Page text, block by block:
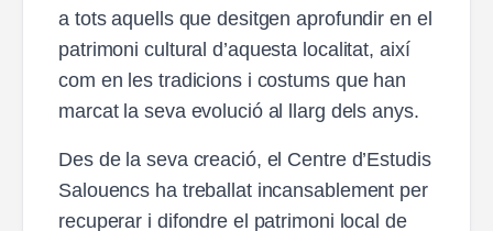
a tots aquells que desitgen aprofundir en el
patrimoni cultural d’aquesta localitat, així
com en les tradicions i costums que han
marcat la seva evolució al llarg dels anys.
Des de la seva creació, el Centre d’Estudis
Salouencs ha treballat incansablement per
recuperar i difondre el patrimoni local de